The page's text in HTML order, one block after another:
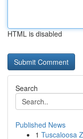
HTML is disabled
Search
Published News
1 Tuscaloosa